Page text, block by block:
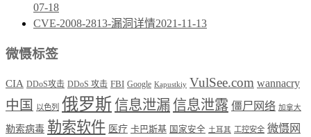
07-18
CVE-2008-2813-漏洞详情2021-11-13
微慑标签
CIA DDoS攻击 DDoS 攻击 FBI Google Kapustkiy VulSee.com wannacry
中国 以色列 俄罗斯信息泄漏信息泄露 僵尸网络 加拿大
勒索病毒 勒索软件 医疗 卡巴斯基 国家安全 土耳其 工控安全 微慑网